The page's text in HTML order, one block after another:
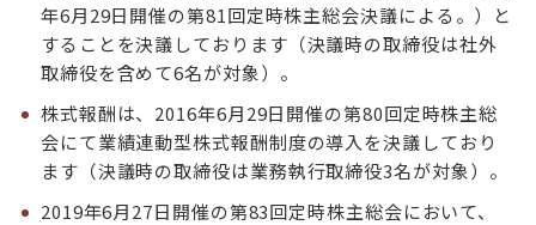
年6月29日開催の第81回定時株主総会決議による。）と
することを決議しております（決議時の取締役は社外
取締役を含めて6名が対象）。
株式報酬は、2016年6月29日開催の第80回定時株主総
会にて業績連動型株式報酬制度の導入を決議しており
ます（決議時の取締役は業務執行取締役3名が対象）。
2019年6月27日開催の第83回定時株主総会において、